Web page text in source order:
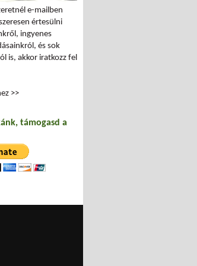
e-mailben
értesülni
ingyenes
és sok
is, akkor iratkozz fel
>>
támogasd a